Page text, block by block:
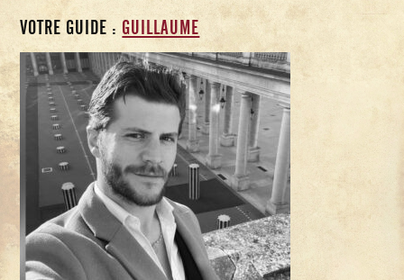
VOTRE GUIDE : GUILLAUME